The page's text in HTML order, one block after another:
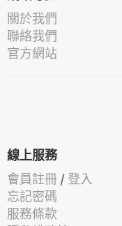
關於我們
聯絡我們
官方網站
線上服務
會員註冊 / 登入
忘記密碼
服務條款